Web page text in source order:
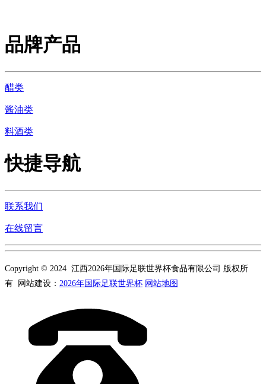
品牌产品
醋类
酱油类
料酒类
快捷导航
联系我们
在线留言
Copyright © 2024 江西2026年国际足联世界杯食品有限公司 版权所
有 网站建设： 2026年国际足联世界杯 网站地图